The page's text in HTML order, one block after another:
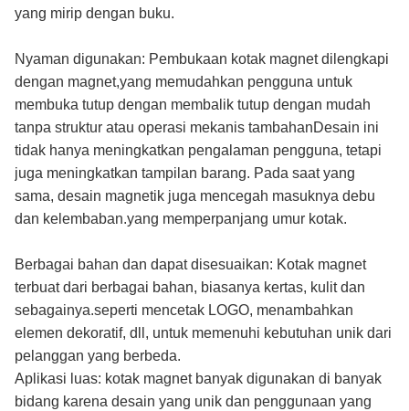
yang mirip dengan buku.
Nyaman digunakan: Pembukaan kotak magnet dilengkapi
dengan magnet,yang memudahkan pengguna untuk
membuka tutup dengan membalik tutup dengan mudah
tanpa struktur atau operasi mekanis tambahanDesain ini
tidak hanya meningkatkan pengalaman pengguna, tetapi
juga meningkatkan tampilan barang. Pada saat yang
sama, desain magnetik juga mencegah masuknya debu
dan kelembaban.yang memperpanjang umur kotak.
Berbagai bahan dan dapat disesuaikan: Kotak magnet
terbuat dari berbagai bahan, biasanya kertas, kulit dan
sebagainya.seperti mencetak LOGO, menambahkan
elemen dekoratif, dll, untuk memenuhi kebutuhan unik dari
pelanggan yang berbeda.
Aplikasi luas: kotak magnet banyak digunakan di banyak
bidang karena desain yang unik dan penggunaan yang